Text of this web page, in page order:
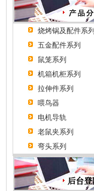
烧烤锅及配件系列
五金配件系列
鼠笼系列
机箱机柜系列
拉伸件系列
喂鸟器
电机导轨
老鼠夹系列
弯头系列